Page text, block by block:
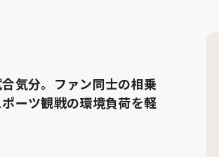
気分。ファン同士の相乗
ーツ観戦の環境負荷を軽